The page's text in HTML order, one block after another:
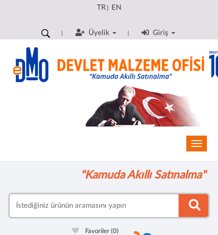
TR| EN
Üyelik Giriş
"Kamuda Akıllı Satınalma"
Favoriler(0)